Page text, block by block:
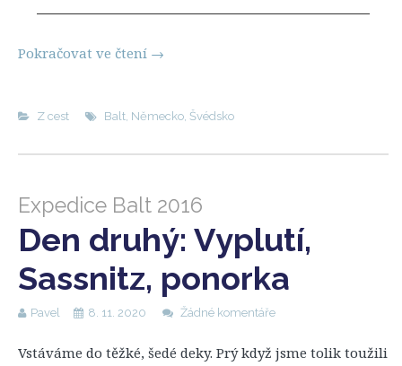
Pokračovat ve čtení →
Z cest Balt, Německo, Švédsko
Expedice Balt 2016
Den druhý: Vyplutí,
Sassnitz, ponorka
Pavel 8. 11. 2020 Žádné komentáře
Vstáváme do těžké, šedé deky. Prý když jsme tolik toužili